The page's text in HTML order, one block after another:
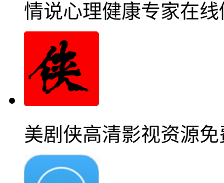
情说心理健康专家在线
美剧侠高清影视资源